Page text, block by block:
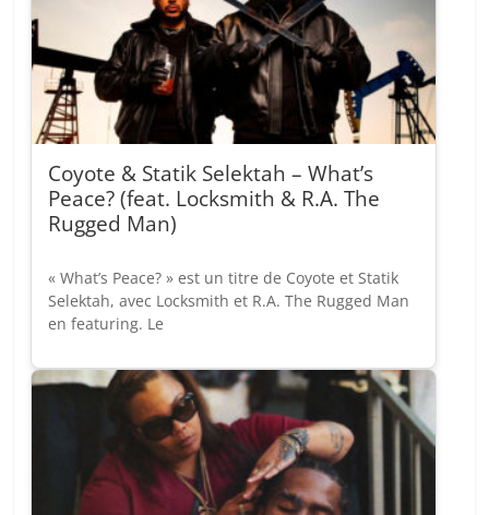
Coyote & Statik Selektah – What’s
Peace? (feat. Locksmith & R.A. The
Rugged Man)
« What’s Peace? » est un titre de Coyote et Statik
Selektah, avec Locksmith et R.A. The Rugged Man
en featuring. Le